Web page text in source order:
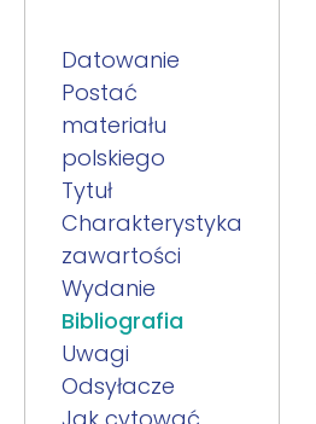
Datowanie
Postać
materiału
polskiego
Tytuł
Charakterystyka
zawartości
Wydanie
Bibliografia
Uwagi
Odsyłacze